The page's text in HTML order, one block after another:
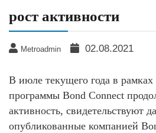
рост активности
Metroadmin 02.08.2021
В июле текущего года в рамках
программы Bond Connect
активность, свидетельствуют
опубликованные компанией